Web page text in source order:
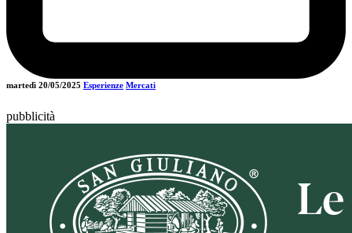
martedì 20/05/2025 Esperienze Mercati
pubblicità